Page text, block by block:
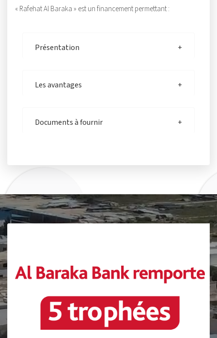
« Rafehat Al Baraka » est un financement permettant :
Présentation
Les avantages
Documents à fournir